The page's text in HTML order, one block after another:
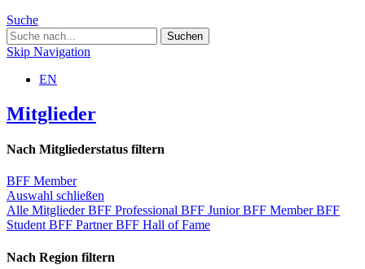
Suche
Skip Navigation
EN
Mitglieder
Nach Mitgliederstatus filtern
BFF Member
Auswahl schließen
Alle MitgliederBFF Professional BFF JuniorBFF MemberBFF
Student BFF PartnerBFF Hall of Fame
Nach Region filtern